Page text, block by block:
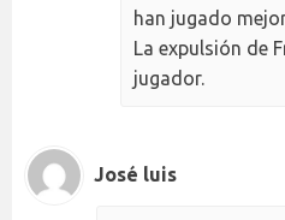
han jugado
La expulsión de
jugador.
José luis